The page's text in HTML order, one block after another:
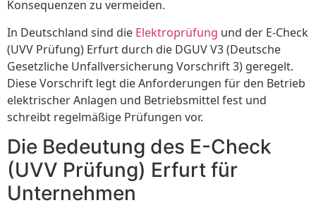
Konsequenzen zu vermeiden.
In Deutschland sind die Elektroprüfung und der E-Check
(UVV Prüfung) Erfurt durch die DGUV V3 (Deutsche
Gesetzliche Unfallversicherung Vorschrift 3) geregelt.
Diese Vorschrift legt die Anforderungen für den Betrieb
elektrischer Anlagen und Betriebsmittel fest und
schreibt regelmäßige Prüfungen vor.
Die Bedeutung des E-Check
(UVV Prüfung) Erfurt für
Unternehmen